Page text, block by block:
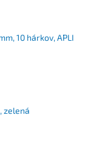
10 hárkov, APLI
zelená